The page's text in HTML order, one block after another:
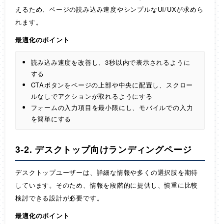
えるため、ページの読み込み速度やシンプルなUI/UXが求めら
れます。
最適化のポイント
読み込み速度を改善し、3秒以内で表示されるように
する
CTAボタンをページの上部や中央に配置し、スクロー
ルなしでアクションが取れるようにする
フォームの入力項目を最小限にし、モバイルでの入力
を簡単にする
3-2. デスクトップ向けランディングページ
デスクトップユーザーは、詳細な情報や多くの選択肢を期待
しています。そのため、情報を段階的に提供し、慎重に比較
検討できる設計が必要です。
最適化のポイント